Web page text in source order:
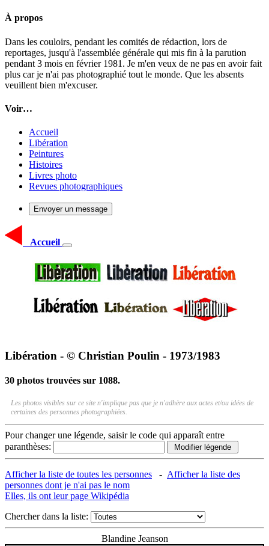
À propos
Dans les couloirs, pendant les comités de rédaction, lors de
reportages, jusqu'à l'assemblée générale qui mis fin à la parution
pendant 3 mois en février 1981. Je m'en veux de ne pas en avoir fait
plus car je n'ai pas photographié tout le monde. Que les absents
veuillent bien m'excuser.
Voir…
Accueil
Libération
Peintures
Histoires
Livres photo
Revues photographiques
Envoyer un message
Accueil
Libération - © Christian Poulin - 1973/1983
30 photos trouvées sur 1088.
Les photos visibles sur ce site n'implique pas que je n'adhère aux actes et/ou idées de
certaines des personnes photographiées.
Pour changer une légende, saisir le code qui apparaît entre
paranthèses:
Afficher la liste de toutes les personnes - Afficher la liste des
personnes dont je n'ai pas le nom
Elles, ils ont leur page Wikipédia
Chercher dans la liste:
Blandine Jeanson